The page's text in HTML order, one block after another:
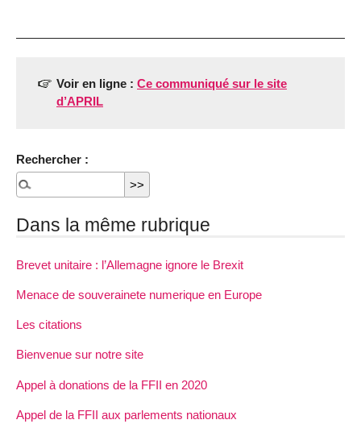
Voir en ligne : Ce communiqué sur le site
d’APRIL
Rechercher :
Dans la même rubrique
Brevet unitaire : l’Allemagne ignore le Brexit
Menace de souverainete numerique en Europe
Les citations
Bienvenue sur notre site
Appel à donations de la FFII en 2020
Appel de la FFII aux parlements nationaux